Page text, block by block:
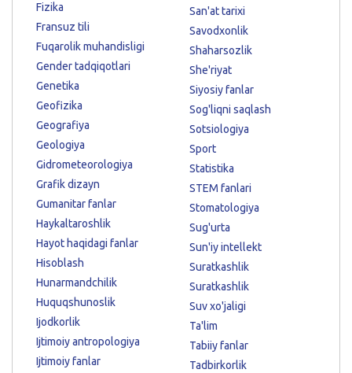
Fizika
Fransuz tili
Fuqarolik muhandisligi
Gender tadqiqotlari
Genetika
Geofizika
Geografiya
Geologiya
Gidrometeorologiya
Grafik dizayn
Gumanitar fanlar
Haykaltaroshlik
Hayot haqidagi fanlar
Hisoblash
Hunarmandchilik
Huquqshunoslik
Ijodkorlik
Ijtimoiy antropologiya
Ijtimoiy fanlar
San'at tarixi
Savodxonlik
Shaharsozlik
She'riyat
Siyosiy fanlar
Sog'liqni saqlash
Sotsiologiya
Sport
Statistika
STEM fanlari
Stomatologiya
Sug'urta
Sun'iy intellekt
Suratkashlik
Suratkashlik
Suv xo'jaligi
Ta'lim
Tabiiy fanlar
Tadbirkorlik